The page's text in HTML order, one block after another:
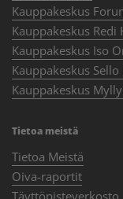
Kauppakeskus
Kauppakeskus Redi
Kauppakeskus Iso
Kauppakeskus Sello
Kauppakeskus
Tietoa meistä
Tietoa Meistä
Oiva-raportit
Täyttöpisteverkosto